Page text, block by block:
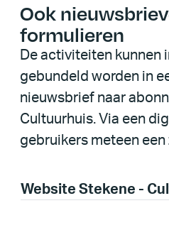
Ook
formulieren
De activiteiten kunnen
gebundeld worden in
nieuwsbrief naar
Cultuurhuis. Via een
gebruikers meteen een
Website Stekene -